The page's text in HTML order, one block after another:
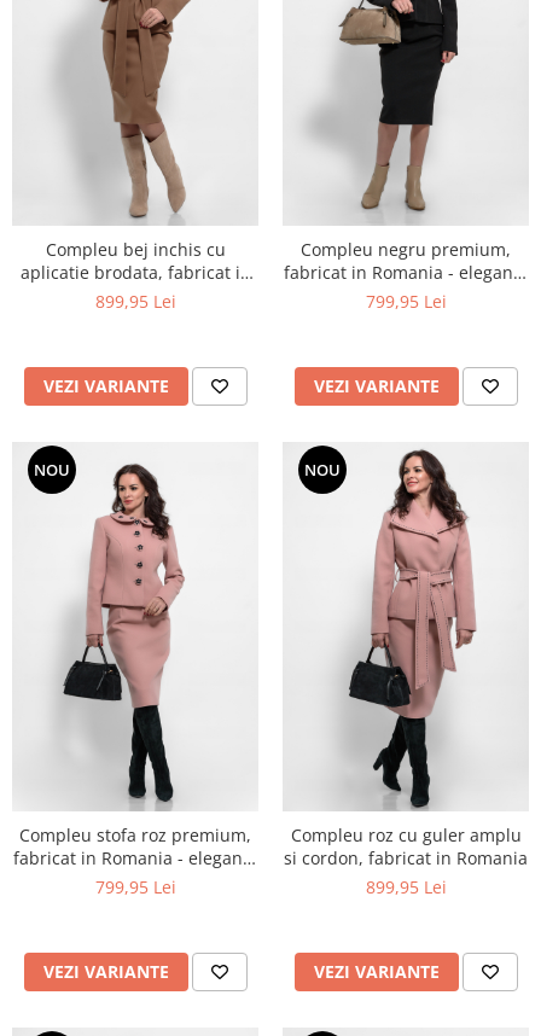
Compleu bej inchis cu
aplicatie brodata, fabricat in
Romania - eleganta luxury cu
899,95 Lei
VEZI VARIANTE
Compleu negru premium,
fabricat in Romania - eleganta
iconica cu detalii bijuterie
799,95 Lei
VEZI VARIANTE
NOU
Compleu stofa roz premium,
fabricat in Romania - eleganta
iconica cu detalii bijuterie
799,95 Lei
VEZI VARIANTE
NOU
Compleu roz cu guler amplu
si cordon, fabricat in Romania
899,95 Lei
VEZI VARIANTE